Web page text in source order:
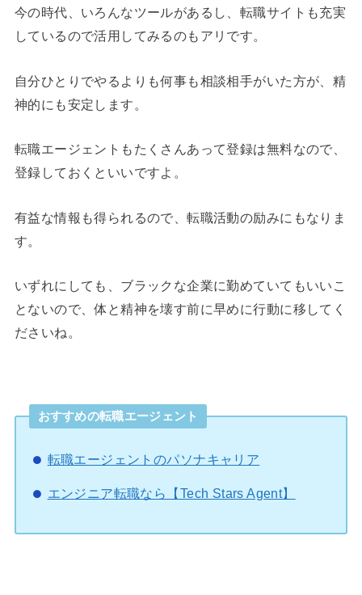
今の時代、いろんなツールがあるし、転職サイトも充実
しているので活用してみるのもアリです。
自分ひとりでやるよりも何事も相談相手がいた方が、精
神的にも安定します。
転職エージェントもたくさんあって登録は無料なので、
登録しておくといいですよ。
有益な情報も得られるので、転職活動の励みにもなりま
す。
いずれにしても、ブラックな企業に勤めていてもいいこ
とないので、体と精神を壊す前に早めに行動に移してく
ださいね。
おすすめの転職エージェント
転職エージェントのパソナキャリア
エンジニア転職なら【Tech Stars Agent】